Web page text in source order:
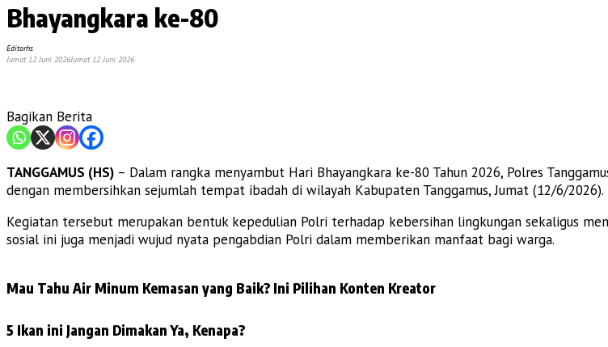
Bhayangkara ke-80
Editorhs
Jumat 12 Juni 2026Jumat 12 Juni 2026
Bagikan Berita
TANGGAMUS (HS) – Dalam rangka menyambut Hari Bhayangkara ke-80 Tahun 2026, Polres
dengan membersihkan sejumlah tempat ibadah di wilayah Kabupaten Tanggamus, Jumat (12/6/2026).
Kegiatan tersebut merupakan bentuk kepedulian Polri terhadap kebersihan lingkungan sekaligus
sosial ini juga menjadi wujud nyata pengabdian Polri dalam memberikan manfaat bagi warga.
Mau Tahu Air Minum Kemasan yang Baik? Ini Pilihan Konten Kreator
5 Ikan ini Jangan Dimakan Ya, Kenapa?